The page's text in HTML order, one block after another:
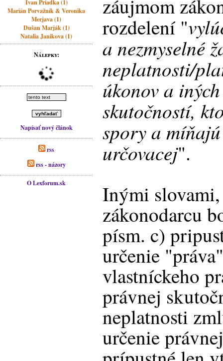
Ivan Priadka (1)
Marián Porvažník & Veronika
Merjava (1)
Dušan Marják (1)
Natalia Janikova (1)
Nálepky:
Napísať nový článok
rss
rss - názory
O Lexforum.sk
záujmom
rozdelení "
a nezmyselné
neplatnosti/
úkonov a
skutočností,
spory a
určovacej".
Inými
zákonodarcu
písm. c)
určenie
vlastníckeho
právnej
neplatnosti
určenie